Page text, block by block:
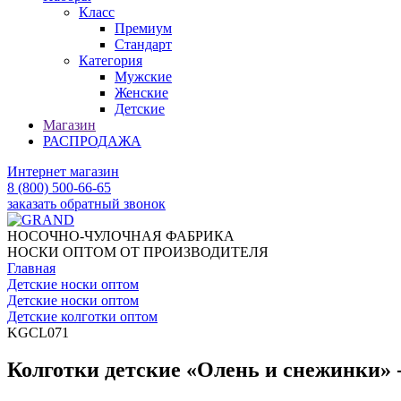
Класс
Премиум
Стандарт
Категория
Мужские
Женские
Детские
Магазин
РАСПРОДАЖА
Интернет магазин
8 (800) 500-66-65
заказать обратный звонок
НОСОЧНО-ЧУЛОЧНАЯ ФАБРИКА
НОСКИ ОПТОМ ОТ ПРОИЗВОДИТЕЛЯ
Главная
Детские носки оптом
Детские носки оптом
Детские колготки оптом
KGCL071
Колготки детские «Олень и снежинки»